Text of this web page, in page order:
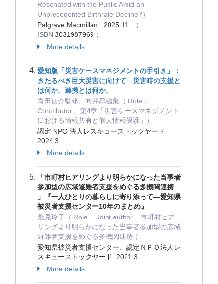
Resonated with the Public Amid an
Unprecedented Birthrate Decline?）
Palgrave Macmillan 2025.11
（
ISBN:3031987969 ）
More details
愛知版「災害ケースマネジメントの手引き」：
きたるべき巨⼤災害に向けて 災害時の⽀援と
は何か。連携とは何か。
⻘⽥良介監修、向井忍編集（ Role：
Contributor , 第4章「災害ケースマネジメント
における情報共有と個人情報保護」）
認定 NPO 法⼈レスキューストックヤード
2024.3
More details
「市町村ヒアリングより明らかになった当事者
参加型の広域避難者支援をめぐる多機関連携
」『一人ひとりの暮らしに寄り添って―愛知県
被災者支援センター10年のまとめ』
荒見玲子（ Role： Joint author , 市町村ヒア
リングより明らかになった当事者参加型の広域
避難者支援をめぐる多機関連携 ）
愛知県被災者支援センター、認定ＮＰＯ法人レ
スキューストックヤード 2021.3
More details